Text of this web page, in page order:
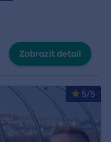
Zobrazit detail
5/5